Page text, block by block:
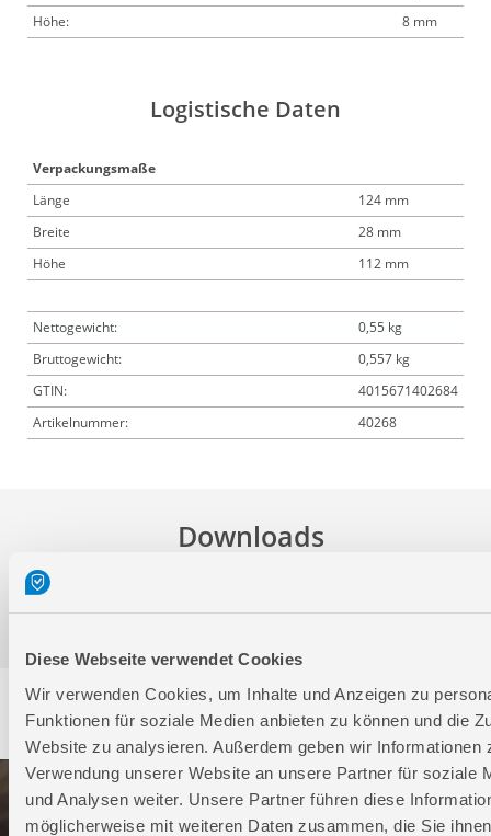
Diese Webseite verwendet Cookies
Wir verwenden Cookies, um Inhalte und Anzeigen zu
Funktionen für soziale Medien anbieten zu können und die
Website zu analysieren. Außerdem geben wir Informationen
Verwendung unserer Website an unsere Partner für soziale
und Analysen weiter. Unsere Partner führen diese
möglicherweise mit weiteren Daten zusammen, die Sie
Höhe:
8 mm
Logistische Daten
Verpackungsmaße
Länge
124 mm
Breite
28 mm
Höhe
112 mm
Nettogewicht:
0,55 kg
Bruttogewicht:
0,557 kg
GTIN:
4015671402684
Artikelnummer:
40268
Downloads
Produktinformation
Service